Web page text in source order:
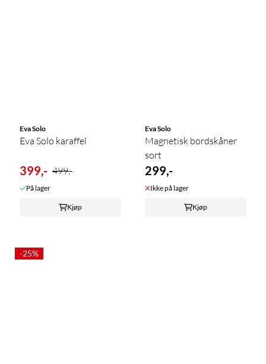
Eva Solo
Eva Solo karaffel
399,- 499,-
På lager
Kjøp
Eva Solo
Magnetisk bordskåner
sort
299,-
Ikke på lager
Kjøp
-25%